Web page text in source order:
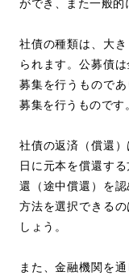
社債の種類は、大
られます。公募債
募集を行うもので
募集を行うものです。
社債の返済（償還
日に元本を償還す
還（途中償還）を
方法を選択できる
しょう。
また、金融機関を